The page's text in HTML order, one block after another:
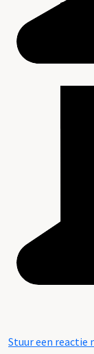
Stuur een reactie